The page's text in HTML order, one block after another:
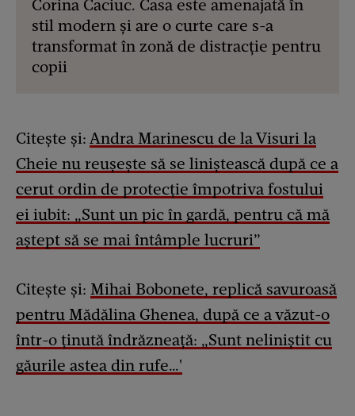
Corina Caciuc. Casa este amenajată în
stil modern și are o curte care s-a
transformat în zonă de distracție pentru
copii
Citește și: Andra Marinescu de la Visuri la
Cheie nu reușește să se liniștească după ce a
cerut ordin de protecție împotriva fostului
ei iubit: „Sunt un pic în gardă, pentru că mă
aștept să se mai întâmple lucruri”
Citește și: Mihai Bobonete, replică savuroasă
pentru Mădălina Ghenea, după ce a văzut-o
într-o ținută îndrăzneață: „Sunt neliniștit cu
găurile astea din rufe…'